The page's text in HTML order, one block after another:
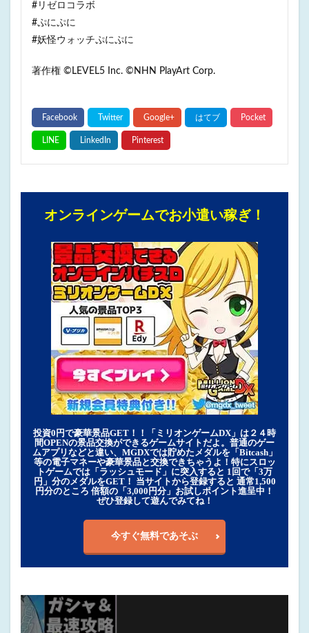
#リゼロコラボ
#ぷにぷに
#妖怪ウォッチぷにぷに
著作権 ©LEVEL5 Inc. ©NHN PlayArt Corp.
オンラインゲームでお小遣い稼ぎ！
投資0円で豪華景品GET！！「ミリオンゲームDX」は２４時
間OPENの景品交換ができるゲームサイトだよ。普通のゲー
ムアプリなどと違い、MGDXでは貯めたメダルを「Bitcash」
等の電子マネーや豪華景品と交換できちゃうよ！特にスロッ
トゲームでは「ラッシュモード」に突入すると 1回で「3万
円」分のメダルをGET！ 当サイトから登録すると 通常1,500
円分のところ 倍額の「3,000円分」お試しポイント進呈中！
ぜひ登録して遊んでみてね！
今すぐ無料であそぶ